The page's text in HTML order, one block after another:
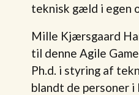
teknisk gæld i egen
Mille Kjærsgaard
til denne Agile
Ph.d. i styring af
blandt de personer i